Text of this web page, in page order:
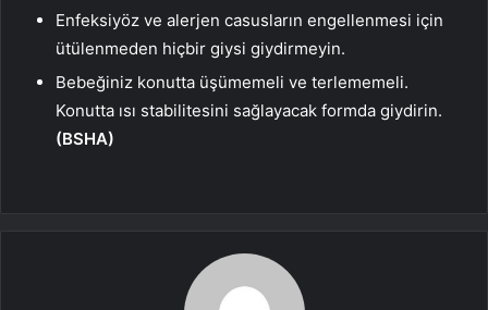
Enfeksiyöz ve alerjen casusların engellenmesi için
ütülenmeden hiçbir giysi giydirmeyin.
Bebeğiniz konutta üşümemeli ve terlememeli.
Konutta ısı stabilitesini sağlayacak formda giydirin.
(BSHA)